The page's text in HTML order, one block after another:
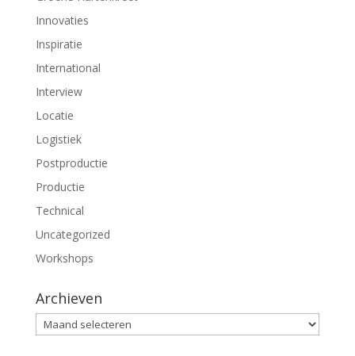
Innovaties
Inspiratie
International
Interview
Locatie
Logistiek
Postproductie
Productie
Technical
Uncategorized
Workshops
Archieven
Archieven